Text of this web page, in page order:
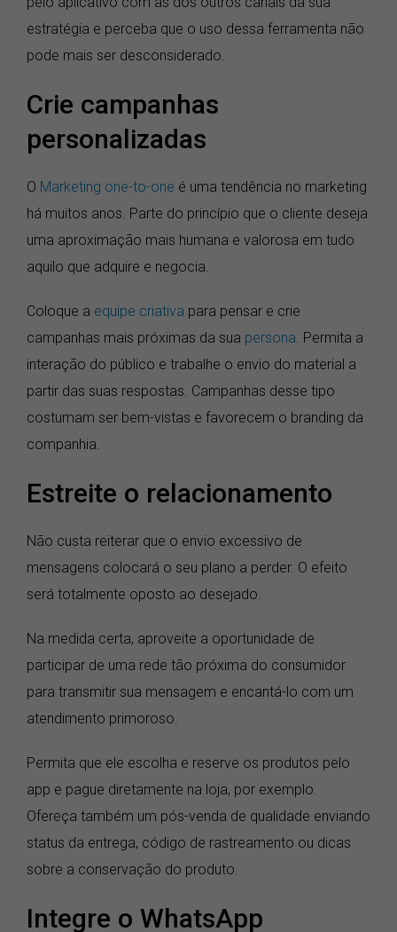
estratégia e perceba que o uso dessa ferramenta não
pode mais ser desconsiderado.
Crie campanhas
personalizadas
O Marketing one-to-one é uma tendência no marketing
há muitos anos. Parte do princípio que o cliente deseja
uma aproximação mais humana e valorosa em tudo
aquilo que adquire e negocia.
Coloque a equipe criativa para pensar e crie
campanhas mais próximas da sua persona. Permita a
interação do público e trabalhe o envio do material a
partir das suas respostas. Campanhas desse tipo
costumam ser bem-vistas e favorecem o branding da
companhia.
Estreite o relacionamento
Não custa reiterar que o envio excessivo de
mensagens colocará o seu plano a perder. O efeito
será totalmente oposto ao desejado.
Na medida certa, aproveite a oportunidade de
participar de uma rede tão próxima do consumidor
para transmitir sua mensagem e encantá-lo com um
atendimento primoroso.
Permita que ele escolha e reserve os produtos pelo
app e pague diretamente na loja, por exemplo.
Ofereça também um pós-venda de qualidade enviando
status da entrega, código de rastreamento ou dicas
sobre a conservação do produto.
Integre o WhatsApp